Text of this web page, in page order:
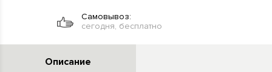
Самовывоз:
сегодня, бесплатно
Описание